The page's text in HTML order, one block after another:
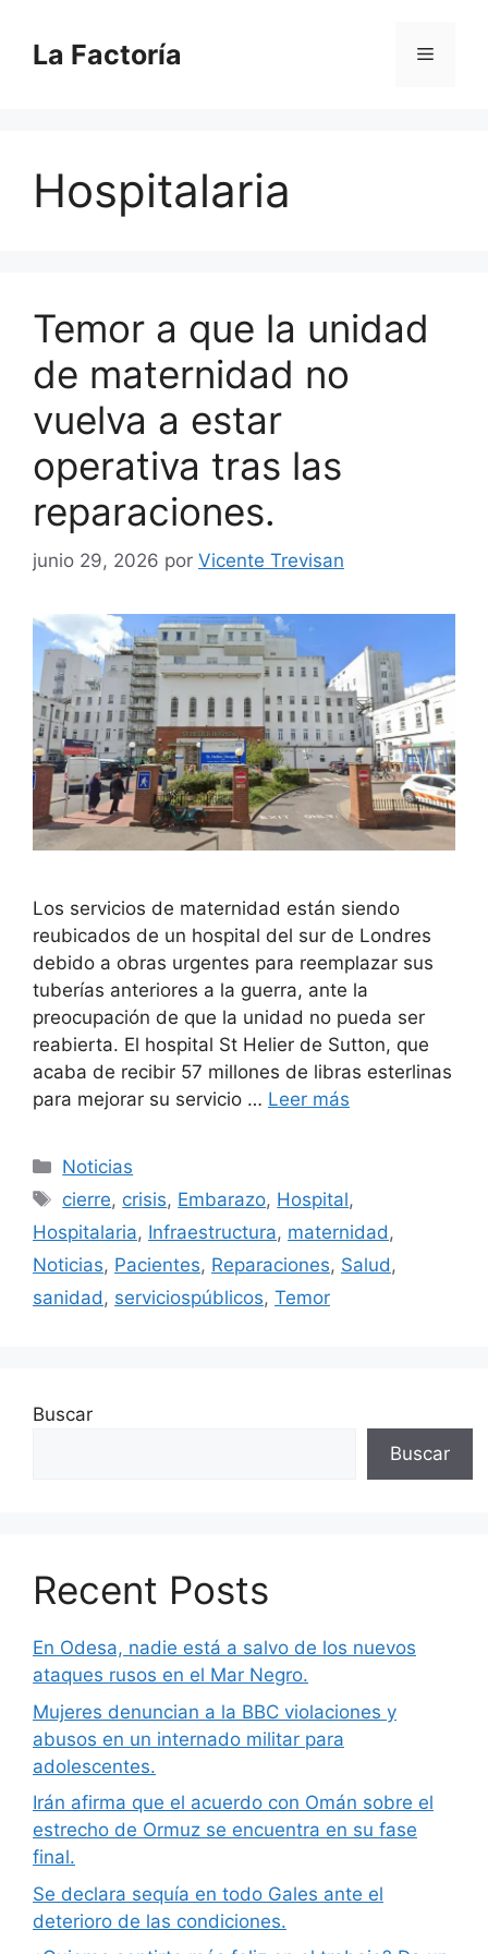
contenido
La Factoría Menú
Hospitalaria
Temor a que la unidad
de maternidad no
vuelva a estar
operativa tras las
reparaciones.
junio 29, 2026 por Vicente Trevisan
Los servicios de maternidad están siendo
reubicados de un hospital del sur de Londres
debido a obras urgentes para reemplazar sus
tuberías anteriores a la guerra, ante la
preocupación de que la unidad no pueda ser
reabierta. El hospital St Helier de Sutton, que
acaba de recibir 57 millones de libras esterlinas
para mejorar su servicio … Leer más
Categorías
Noticias
Etiquetas
cierre, crisis, Embarazo, Hospital,
Hospitalaria, Infraestructura, maternidad,
Noticias, Pacientes, Reparaciones, Salud,
sanidad, serviciospúblicos, Temor
Buscar
Buscar
Recent Posts
En Odesa, nadie está a salvo de los nuevos
ataques rusos en el Mar Negro.
Mujeres denuncian a la BBC violaciones y
abusos en un internado militar para
adolescentes.
Irán afirma que el acuerdo con Omán sobre el
estrecho de Ormuz se encuentra en su fase
final.
Se declara sequía en todo Gales ante el
deterioro de las condiciones.